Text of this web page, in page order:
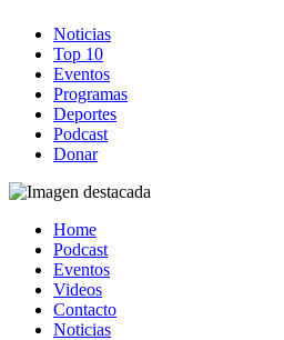
Noticias
Top 10
Eventos
Programas
Deportes
Podcast
Donar
Home
Podcast
Eventos
Videos
Contacto
Noticias